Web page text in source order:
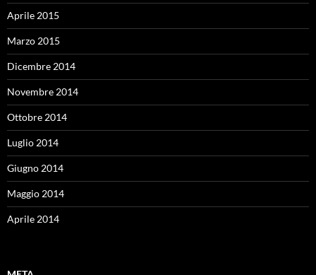
Aprile 2015
Marzo 2015
Dicembre 2014
Novembre 2014
Ottobre 2014
Luglio 2014
Giugno 2014
Maggio 2014
Aprile 2014